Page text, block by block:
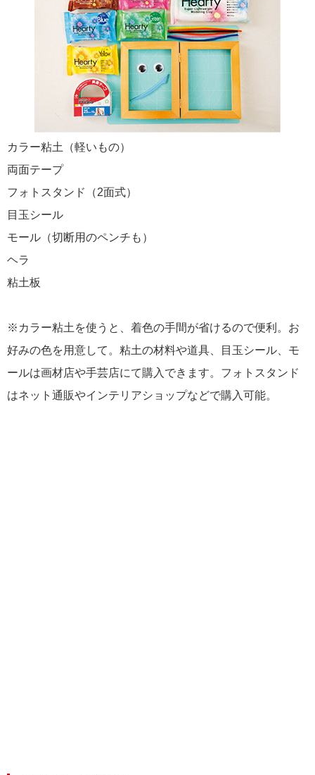
カラー粘土（軽いもの）
両面テープ
フォトスタンド（2面式）
目玉シール
モール（切断用のペンチも）
ヘラ
粘土板
※カラー粘土を使うと、着色の手間が省けるので便利。お
好みの色を用意して。粘土の材料や道具、目玉シール、モ
ールは画材店や手芸店にて購入できます。フォトスタンド
はネット通販やインテリアショップなどで購入可能。